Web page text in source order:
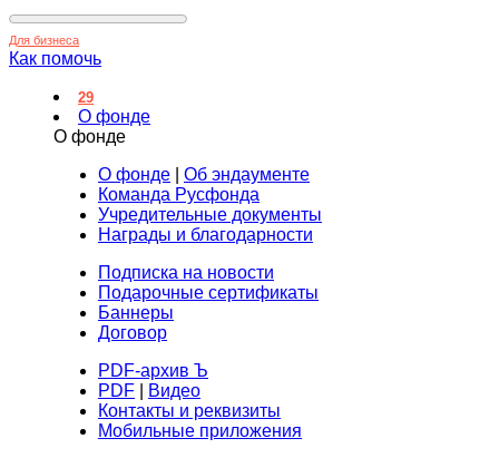
Для бизнеса
Как помочь
29
О фонде
О фонде
О фонде
Об эндаументе
Команда Русфонда
Учредительные документы
Награды и благодарности
Подписка на новости
Подарочные сертификаты
Баннеры
Договор
PDF-архив Ъ
PDF
Видео
Контакты и реквизиты
Мобильные приложения